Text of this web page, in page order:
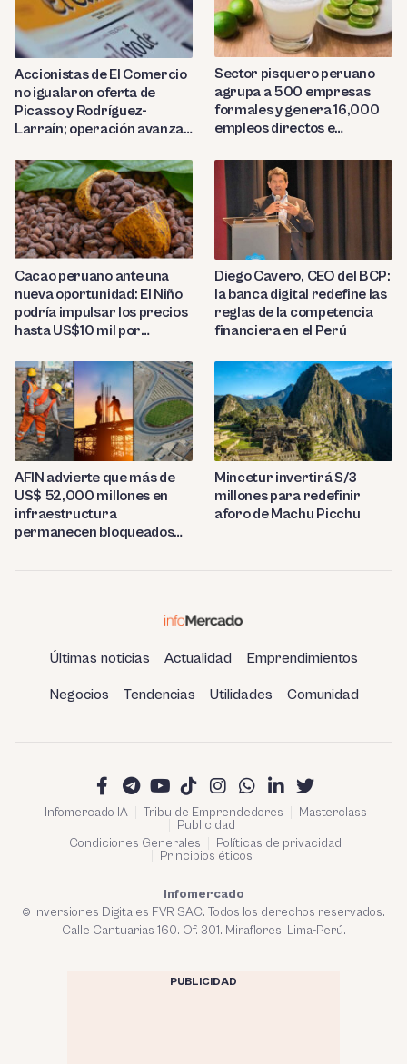
Accionistas de El Comercio
no igualaron oferta de
Picasso y Rodríguez-
Larraín; operación avanza
Sector pisquero peruano
agrupa a 500 empresas
formales y genera 16,000
empleos directos e
Cacao peruano ante una
nueva oportunidad: El Niño
podría impulsar los precios
hasta US$10 mil por
Diego Cavero, CEO del BCP:
la banca digital redefine las
reglas de la competencia
financiera en el Perú
AFIN advierte que más de
US$ 52,000 millones en
infraestructura
permanecen bloqueados
Mincetur invertirá S/3
millones para redefinir
aforo de Machu Picchu
Últimas noticias Actualidad Emprendimientos
Negocios Tendencias Utilidades Comunidad
Infomercado IA Tribu de Emprendedores
Masterclass
Publicidad
Condiciones Generales
Políticas de privacidad
Principios éticos
Infomercado
© Inversiones Digitales FVR SAC. Todos los derechos reservados.
Calle Cantuarias 160. Of. 301. Miraflores, Lima-Perú.
PUBLICIDAD